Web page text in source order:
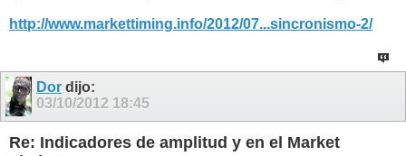
http://www.markettiming.info/2012/07...sincronismo-2/
Dor dijo:
03/10/2012 18:45
Re: Indicadores de amplitud y en el Market